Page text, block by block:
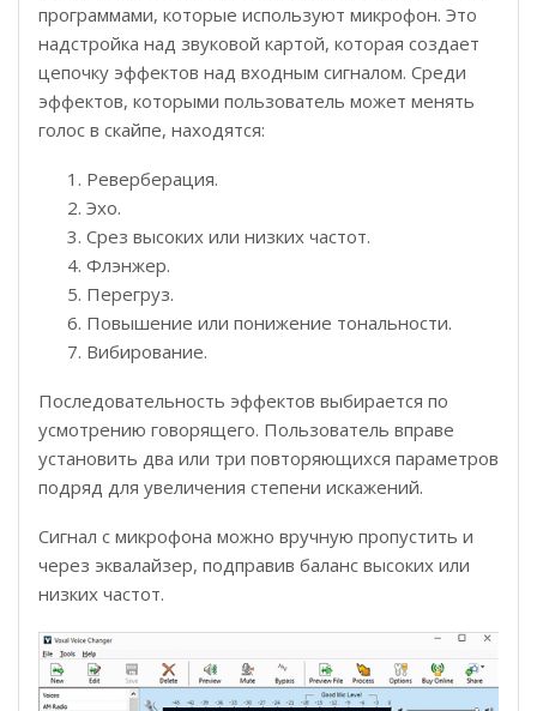
программами, которые используют микрофон. Это
надстройка над звуковой картой, которая создает
цепочку эффектов над входным сигналом. Среди
эффектов, которыми пользователь может менять
голос в скайпе, находятся:
Реверберация.
Эхо.
Срез высоких или низких частот.
Флэнжер.
Перегруз.
Повышение или понижение тональности.
Вибирование.
Последовательность эффектов выбирается по
усмотрению говорящего. Пользователь вправе
установить два или три повторяющихся параметров
подряд для увеличения степени искажений.
Сигнал с микрофона можно вручную пропустить и
через эквалайзер, подправив баланс высоких или
низких частот.